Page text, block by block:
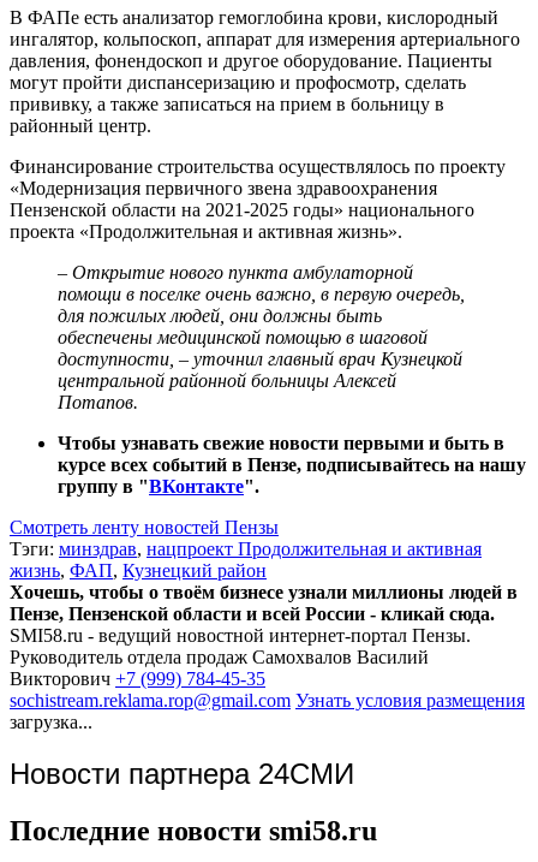
В ФАПе есть анализатор гемоглобина крови, кислородный
ингалятор, кольпоскоп, аппарат для измерения артериального
давления, фонендоскоп и другое оборудование. Пациенты
могут пройти диспансеризацию и профосмотр, сделать
прививку, а также записаться на прием в больницу в
районный центр.
Финансирование строительства осуществлялось по проекту
«Модернизация первичного звена здравоохранения
Пензенской области на 2021-2025 годы» национального
проекта «Продолжительная и активная жизнь».
– Открытие нового пункта амбулаторной
помощи в поселке очень важно, в первую очередь,
для пожилых людей, они должны быть
обеспечены медицинской помощью в шаговой
доступности, – уточнил главный врач Кузнецкой
центральной районной больницы Алексей
Потапов.
Чтобы узнавать свежие новости первыми и быть в
курсе всех событий в Пензе, подписывайтесь на нашу
группу в "ВКонтакте".
Смотреть ленту новостей Пензы
Тэги: минздрав, нацпроект Продолжительная и активная
жизнь, ФАП, Кузнецкий район
Хочешь, чтобы о твоём бизнесе узнали миллионы людей в
Пензе, Пензенской области и всей России - кликай сюда.
SMI58.ru - ведущий новостной интернет-портал Пензы.
Руководитель отдела продаж Самохвалов Василий
Викторович +7 (999) 784-45-35
sochistream.reklama.rop@gmail.com Узнать условия размещения
загрузка...
Новости партнера 24СМИ
Последние новости smi58.ru